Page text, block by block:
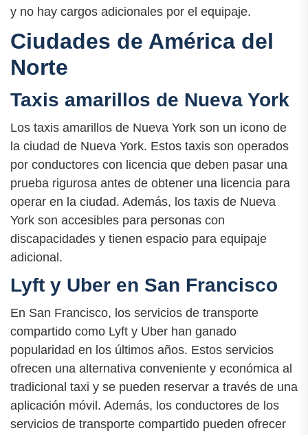
y no hay cargos adicionales por el equipaje.
Ciudades de América del
Norte
Taxis amarillos de Nueva York
Los taxis amarillos de Nueva York son un icono de
la ciudad de Nueva York. Estos taxis son operados
por conductores con licencia que deben pasar una
prueba rigurosa antes de obtener una licencia para
operar en la ciudad. Además, los taxis de Nueva
York son accesibles para personas con
discapacidades y tienen espacio para equipaje
adicional.
Lyft y Uber en San Francisco
En San Francisco, los servicios de transporte
compartido como Lyft y Uber han ganado
popularidad en los últimos años. Estos servicios
ofrecen una alternativa conveniente y económica al
tradicional taxi y se pueden reservar a través de una
aplicación móvil. Además, los conductores de los
servicios de transporte compartido pueden ofrecer